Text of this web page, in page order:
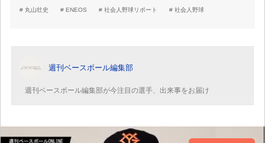
丸山壮史 ENEOS 社会人野球リポート 社会人野球
週刊ベースボール編集部
週刊ベースボール編集部が今注目の選手、出来事をお届け